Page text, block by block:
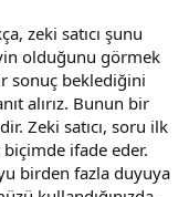
zeki satıcı şunu
olduğunu görmek
sonuç beklediğini
alırız. Bunun bir
Zeki satıcı, soru ilk
biçimde ifade eder.
birden fazla duyuya